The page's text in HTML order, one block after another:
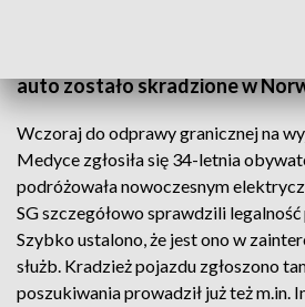
auto zostało skradzione w
Wczoraj do odprawy granicznej na
Medyce zgłosiła się 34-letnia
podróżowała nowoczesnym
SG szczegółowo sprawdzili
Szybko ustalono, że jest ono w
służb. Kradzież pojazdu zgłoszono
poszukiwania prowadził już też m.in.